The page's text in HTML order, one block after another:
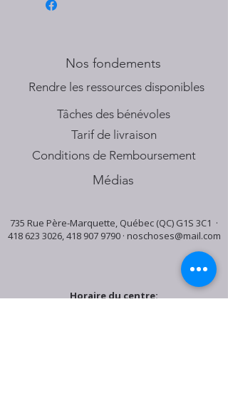
Nos fondements
​Rendre les ressources disponibles
Tâches des bénévoles
Tarif de livraison
Conditions de Remboursement
Médias
735 Rue Père-Marquette, Québec (QC) G1S 3C1 ·
418 623 3026,418 907 9790· noschoses@mail.com
Horaire du centre: